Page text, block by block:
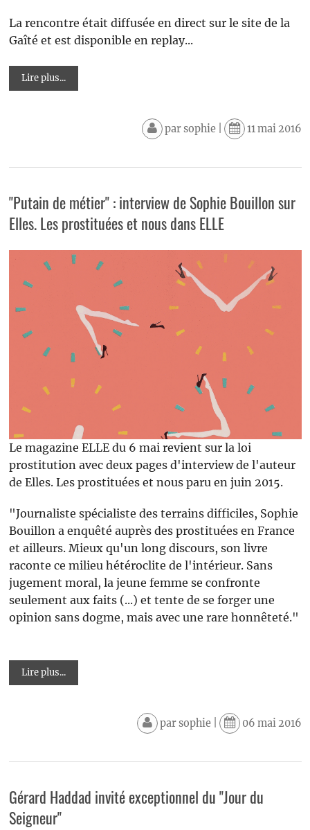
La rencontre était diffusée en direct sur le site de la
Gaîté et est disponible en replay...
Lire plus...
parsophie| 11 mai 2016
"Putain de métier" : interview de Sophie Bouillon sur
Elles. Les prostituées et nous dans ELLE
Le magazine ELLE du 6 mai revient sur la loi
prostitution avec deux pages d'interview de l'auteur
de Elles. Les prostituées et nous paru en juin 2015.
"Journaliste spécialiste des terrains difficiles, Sophie
Bouillon a enquêté auprès des prostituées en France
et ailleurs. Mieux qu'un long discours, son livre
raconte ce milieu hétéroclite de l'intérieur. Sans
jugement moral, la jeune femme se confronte
seulement aux faits (...) et tente de se forger une
opinion sans dogme, mais avec une rare honnêteté."
Lire plus...
parsophie| 06 mai 2016
Gérard Haddad invité exceptionnel du "Jour du
Seigneur"